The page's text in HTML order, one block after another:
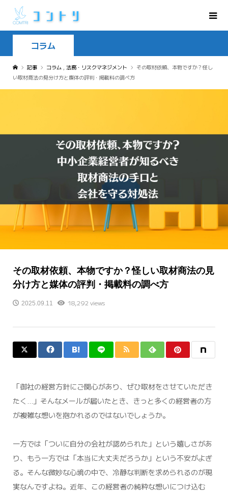
コラム
記事 コラム , 法務・リスクマネジメント
その取材依頼、本物ですか？怪し
い取材商法の見分け方と媒体の評判・掲載料の調べ方
その取材依頼、本物ですか？怪しい取材商法の見
分け方と媒体の評判・掲載料の調べ方
2025.09.11 18,292 views
「御社の経営方針にご関心があり、ぜひ取材をさせていただき
たく…」そんなメールが届いたとき、きっと多くの経営者の方
が複雑な想いを抱かれるのではないでしょうか。
一方では「ついに自分の会社が認められた」という嬉しさがあ
り、もう一方では「本当に大丈夫だろうか」という不安がよぎ
る。そんな微妙な心境の中で、冷静な判断を求められるのが現
実なんですよね。近年、この経営者の純粋な想いにつけ込む